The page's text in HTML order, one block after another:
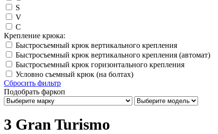
S
V
С
Крепление крюка:
Быстросъемный крюк вертикального крепления
Быстросъемный крюк вертикального крепления (автомат)
Быстросъемный крюк горизонтального крепления
Условно съемный крюк (на болтах)
Сбросить фильтр
Подобрать фаркоп
3 Gran Turismo